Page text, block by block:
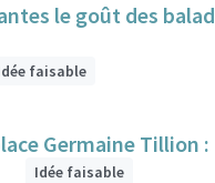
le goût des
faisable
Germaine Tillion
Idée faisable